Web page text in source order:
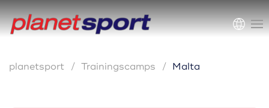
planetsport Trainingscamps Malta